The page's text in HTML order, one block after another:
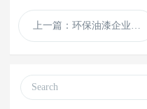
上一篇：环保油漆企业通用dedecms模板